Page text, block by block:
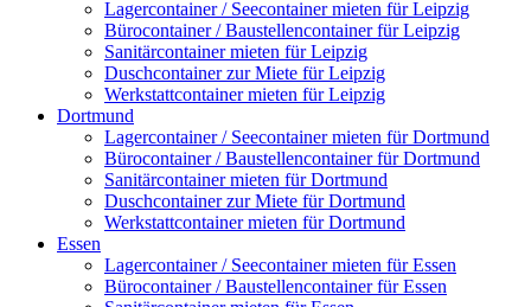
Lagercontainer / Seecontainer mieten für Leipzig
Bürocontainer / Baustellencontainer für Leipzig
Sanitärcontainer mieten für Leipzig
Duschcontainer zur Miete für Leipzig
Werkstattcontainer mieten für Leipzig
Dortmund
Lagercontainer / Seecontainer mieten für Dortmund
Bürocontainer / Baustellencontainer für Dortmund
Sanitärcontainer mieten für Dortmund
Duschcontainer zur Miete für Dortmund
Werkstattcontainer mieten für Dortmund
Essen
Lagercontainer / Seecontainer mieten für Essen
Bürocontainer / Baustellencontainer für Essen